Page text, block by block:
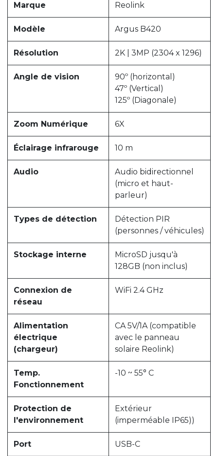
Marque Reolink
Modèle Argus B420
Résolution 2K | 3MP (2304 x 1296)
Angle de vision
90º (horizontal)
47º (Vertical)
125º (Diagonale)
Zoom Numérique 6X
Éclairage infrarouge 10 m
Audio
Audio bidirectionnel
(micro et haut-
parleur)
Types de détection
Détection PIR
(personnes / véhicules)
Stockage interne
MicroSD jusqu'à
128GB (non inclus)
Connexion de
réseau
WiFi 2.4 GHz
Alimentation
électrique
(chargeur)
CA 5V/1A (compatible
avec le panneau
solaire Reolink)
Temp.
Fonctionnement
-10 ~ 55° C
Protection de
l'environnement
Extérieur
(imperméable IP65))
Port USB-C